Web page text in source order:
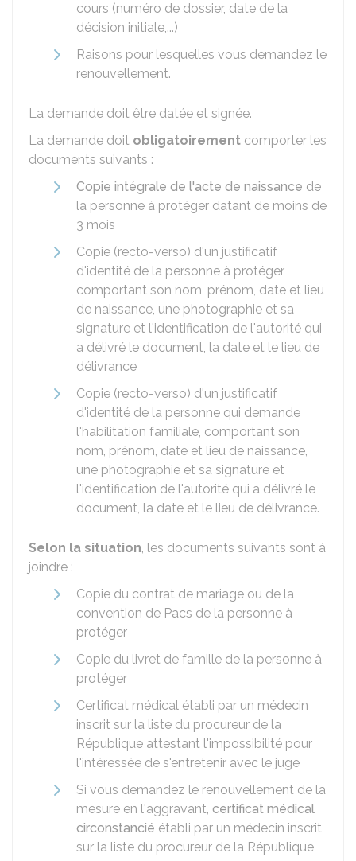
cours (numéro de dossier, date de la
décision initiale,...)
Raisons pour lesquelles vous demandez le
renouvellement.
La demande doit être datée et signée.
La demande doit obligatoirement comporter les
documents suivants :
Copie intégrale de l'acte de naissance de
la personne à protéger datant de moins de
3 mois
Copie (recto-verso) d'un justificatif
d'identité de la personne à protéger,
comportant son nom, prénom, date et lieu
de naissance, une photographie et sa
signature et l'identification de l'autorité qui
a délivré le document, la date et le lieu de
délivrance
Copie (recto-verso) d'un justificatif
d'identité de la personne qui demande
l'habilitation familiale, comportant son
nom, prénom, date et lieu de naissance,
une photographie et sa signature et
l'identification de l'autorité qui a délivré le
document, la date et le lieu de délivrance.
Selon la situation, les documents suivants sont à
joindre :
Copie du contrat de mariage ou de la
convention de Pacs de la personne à
protéger
Copie du livret de famille de la personne à
protéger
Certificat médical établi par un médecin
inscrit sur la liste du procureur de la
République attestant l'impossibilité pour
l'intéressée de s'entretenir avec le juge
Si vous demandez le renouvellement de la
mesure en l'aggravant, certificat médical
circonstancié établi par un médecin inscrit
sur la liste du procureur de la République